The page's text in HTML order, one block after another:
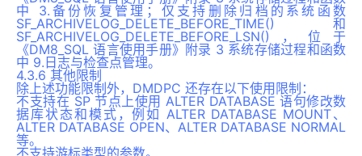
中 3.备份恢复管理；仅支持删除归档的系统函数
SF_ARCHIVELOG_DELETE_BEFORE_TIME()和
SF_ARCHIVELOG_DELETE_BEFORE_LSN()，位于
《DM8_SQL 语言使用手册》附录 3 系统存储过程和函数
中 9.日志与检查点管理。
4.3.6 其他限制
除上述功能限制外，DMDPC 还存在以下使用限制：
不支持在 SP 节点上使用 ALTER DATABASE 语句修改数
据库状态和模式，例如 ALTER DATABASE MOUNT、
ALTER DATABASE OPEN、ALTER DATABASE NORMAL
等。